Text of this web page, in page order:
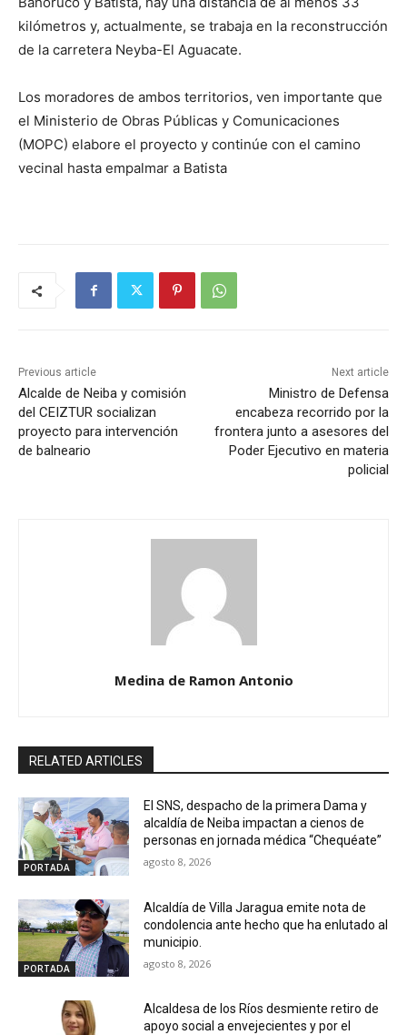
kilómetros y, actualmente, se trabaja en la reconstrucción
de la carretera Neyba-El Aguacate.
Los moradores de ambos territorios, ven importante que
el Ministerio de Obras Públicas y Comunicaciones
(MOPC) elabore el proyecto y continúe con el camino
vecinal hasta empalmar a Batista
Previous article
Alcalde de Neiba y comisión
del CEIZTUR socializan
proyecto para intervención
de balneario
Next article
Ministro de Defensa
encabeza recorrido por la
frontera junto a asesores del
Poder Ejecutivo en materia
policial
Medina de Ramon Antonio
RELATED ARTICLES
PORTADA
El SNS, despacho de la primera Dama y
alcaldía de Neiba impactan a cienos de
personas en jornada médica “Chequéate”
agosto 8, 2026
PORTADA
Alcaldía de Villa Jaragua emite nota de
condolencia ante hecho que ha enlutado al
municipio.
agosto 8, 2026
Alcaldesa de los Ríos desmiente retiro de
apoyo social a envejecientes y por el